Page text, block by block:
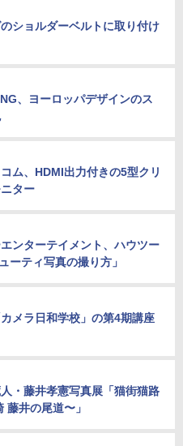
ショルダーベルトに取り付け
、ヨーロッパデザインのス
ム、HDMI出力付きの5型クリ
ター
ンターテイメント、ハウツー
ーティ写真の撮り方」
メラ日和学校」の第4期講座
・藤井孝憲写真展「猫街猫路
藤井の尾道〜」